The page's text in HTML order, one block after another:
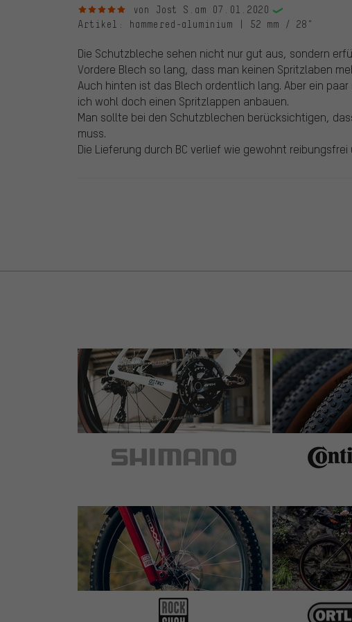
5 von 5 Sternenvon Jost S. am 07.01.2020
Artikel : hammered-aluminium | 52 mm / 28"
Die Schutzbleche sehen nicht nur gut aus, sondern
Vordere Blech so lang, dass man keinen Spritzlaben
Auch hinten ist das Blech ordentlich lang. Aber ein
ich wohl doch einen Spritzlappen anbauen.
Man sollte bei den Schutzblechen berücksichtigen,
muss.
Die Lieferung durch BC verlief wie gewohnt